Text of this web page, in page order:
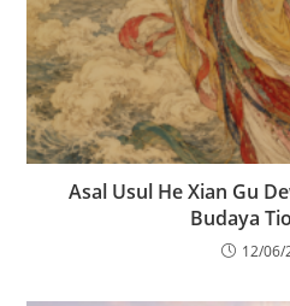
Asal Usul He Xian Gu
Budaya
12/06/